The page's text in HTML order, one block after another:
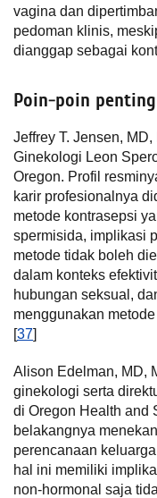
vagina dan
pedoman klinis,
dianggap sebagai
Poin-poin
Jeffrey T. Jensen,
Ginekologi Leon
Oregon. Profil
karir profesionalnya
metode kontrasepsi
spermisida, implikasi
metode tidak boleh
dalam konteks
hubungan seksual,
menggunakan
[37]
Alison Edelman, MD,
ginekologi serta
di Oregon Health and
belakangnya
perencanaan
hal ini memiliki
non-hormonal saja